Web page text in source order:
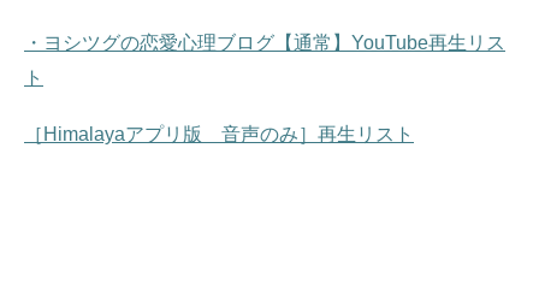
・ヨシツグの恋愛心理ブログ【通常】YouTube再生リス
ト
［Himalayaアプリ版 音声のみ］再生リスト